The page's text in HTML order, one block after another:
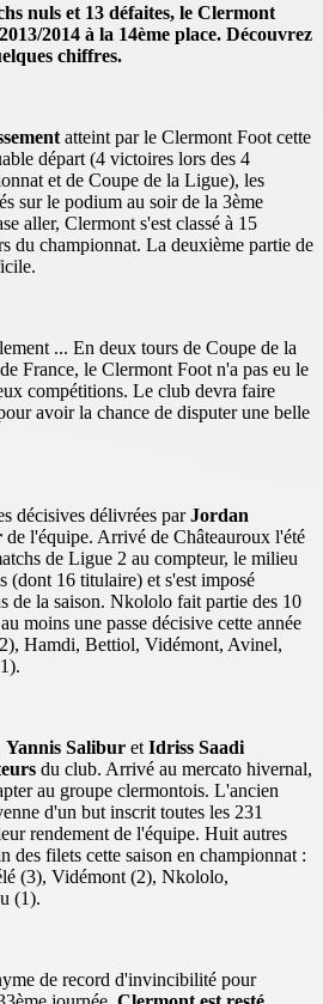
nuls et 13 défaites, le Clermont
2014 à la 14ème place. Découvrez
chiffres.
atteint par le Clermont Foot cette
départ (4 victoires lors des 4
et de Coupe de la Ligue), les
sur le podium au soir de la 3ème
aller, Clermont s'est classé à 15
du championnat. La deuxième partie de
... En deux tours de Coupe de la
France, le Clermont Foot n'a pas eu le
compétitions. Le club devra faire
avoir la chance de disputer une belle
décisives délivrées parJordan
de l'équipe. Arrivé de Châteauroux l'été
de Ligue 2 au compteur, le milieu
(dont 16 titulaire) et s'est imposé
de la saison. Nkololo fait partie des 10
moins une passe décisive cette année
Hamdi, Bettiol, Vidémont, Avinel,
Yannis Salibur et Idriss Saadi
du club. Arrivé au mercato hivernal,
au groupe clermontois. L'ancien
d'un but inscrit toutes les 231
rendement de l'équipe. Huit autres
des filets cette saison en championnat :
(3), Vidémont (2), Nkololo,
(1).
de record d'invincibilité pour